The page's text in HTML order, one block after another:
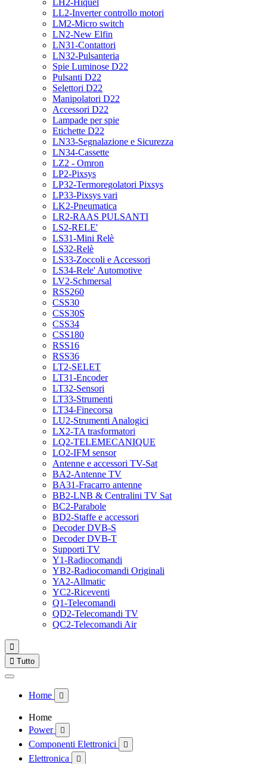
LH2-Hiquel
LL2-Inverter controllo motori
LM2-Micro switch
LN2-New Elfin
LN31-Contattori
LN32-Pulsanteria
Spie Luminose D22
Pulsanti D22
Selettori D22
Manipolatori D22
Accessori D22
Lampade per spie
Etichette D22
LN33-Segnalazione e Sicurezza
LN34-Cassette
LZ2 - Omron
LP2-Pixsys
LP32-Termoregolatori Pixsys
LP33-Pixsys vari
LK2-Pneumatica
LR2-RAAS PULSANTI
LS2-RELE'
LS31-Mini Relè
LS32-Relè
LS33-Zoccoli e Accessori
LS34-Rele' Automotive
LV2-Schmersal
RSS260
CSS30
CSS30S
CSS34
CSS180
RSS16
RSS36
LT2-SELET
LT31-Encoder
LT32-Sensori
LT33-Strumenti
LT34-Finecorsa
LU2-Strumenti Analogici
LX2-TA trasformatori
LQ2-TELEMECANIQUE
LO2-IFM sensor
Antenne e accessori TV-Sat
BA2-Antenne TV
BA31-Fracarro antenne
BB2-LNB & Centralini TV Sat
BC2-Parabole
BD2-Staffe e accessori
Decoder DVB-S
Decoder DVB-T
Supporti TV
Y1-Radiocomandi
YB2-Radiocomandi Originali
YA2-Allmatic
YC2-Riceventi
Q1-Telecomandi
QD2-Telecomandi TV
QC2-Telecomandi Air

 Tutto
Home 
Home
Power

Componenti Elettronici 
Elettronica 